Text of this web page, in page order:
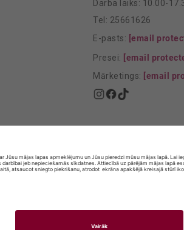
Darba laiks: 10.00-
Tel: 25661626
E-pasts: [email
Presei: [email
Mārketings: [email